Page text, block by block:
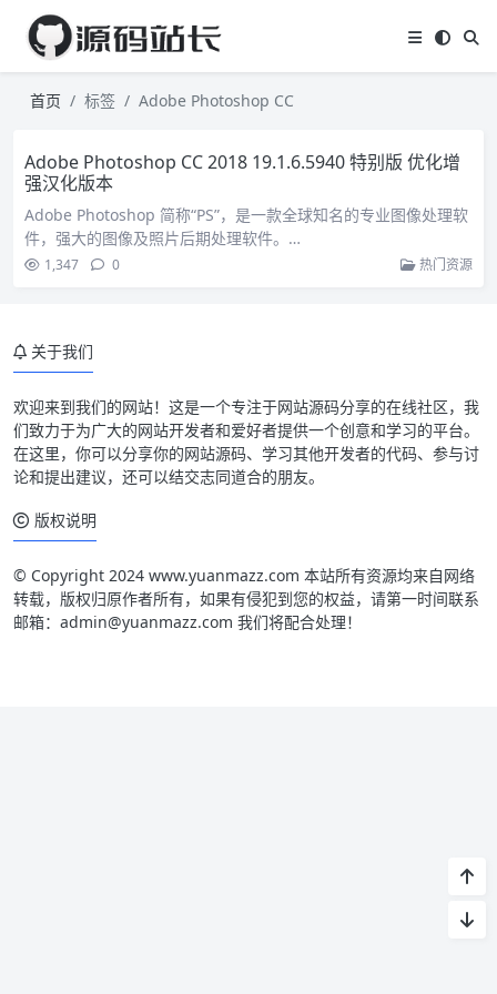
首页 标签 Adobe Photoshop CC
Adobe Photoshop CC 2018 19.1.6.5940 特别版 优化增
强汉化版本
Adobe Photoshop 简称“PS”，是一款全球知名的专业图像处理软
件，强大的图像及照片后期处理软件。…
1,347 0 热门资源
关于我们
欢迎来到我们的网站！这是一个专注于网站源码分享的在线社区，我
们致力于为广大的网站开发者和爱好者提供一个创意和学习的平台。
在这里，你可以分享你的网站源码、学习其他开发者的代码、参与讨
论和提出建议，还可以结交志同道合的朋友。
版权说明
© Copyright 2024 www.yuanmazz.com 本站所有资源均来自网络
转载，版权归原作者所有，如果有侵犯到您的权益，请第一时间联系
邮箱：admin@yuanmazz.com 我们将配合处理！